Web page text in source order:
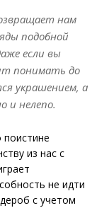
нам
подобной
если вы
понимать до
украшением, а
и нелепо.
поистине
из нас с
не идти
с учетом